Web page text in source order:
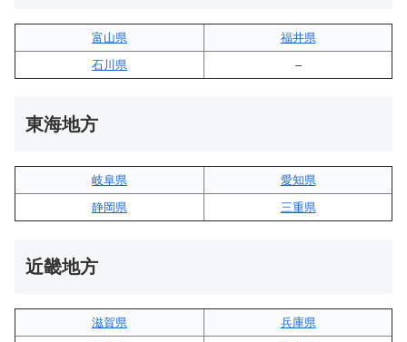
富山県
福井県
石川県
–
東海地方
岐阜県
愛知県
静岡県
三重県
近畿地方
滋賀県
兵庫県